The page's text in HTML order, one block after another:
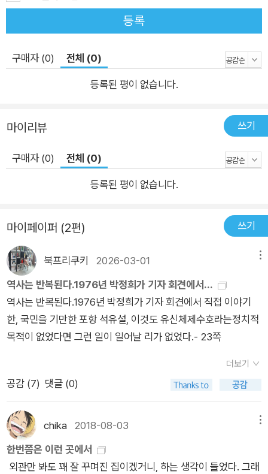
신 권력의 민낯이 그대로 드러난 김대중 납치 사건이 나면서 봇물
터지듯 터져 나오게 된다. 첫 시작은 1972년 12월 고려대에서 일
박자”는 현수막을 학생들이 불태워버린 것이다. 이듬해 고려대
학생들은 《민우》라는 지하신문을 만드는 등 다양한 형태로 저항
다(민우지 사건, 검은 9월단 사건). 이와 함께 전남대 학생들도 지
하신문 《함성》을 배포하며 저항 운동을 펼쳤고(이강, 김남주 등
구속), 기독교 세력들도 1973년 4월 22일 남산 부활절 연합 예
배를 열며 저항 운동에 동참했다(박형규 목사 등 구속). 유신 체
제를 뒤흔든 ‘김대중 납치 사건’ 그리고 1973년 8월 유신 체제의
일으킨 ‘김대중 납치 사건’이 일어난다. 김대중은 야당의 주요 인
사였을 뿐만 아니라 1971년 대선 때 아깝게 떨어졌고, 박정희 이
후의 정치를 맡을 만한 사람이이라고 평가를 받던 사람이었다. 그
래서 김대중 납치 사건의 파장은 국내외로 대단히 클 수밖에 없었
다. 이 때문인지 이 사건은 유신 체제를 뒤흔드는 계기로 작용했
다. 곧 국내에서 이 사건을 계기로 반유신 운동이 광범위하게 일
어나게 된 것이다. 김대중 납치 사건과 관련해서, 김대중 납치를
누가 지시했는가를 놓고 오랫동안 논란이 많았다. 그러나 박정희
정권 쪽에서는 끝까지 박정희는 ‘그런 지시를 하지 않았고, 아무
것도 몰랐다’고 주장했다. 이에 대해 서중석 교수는 “박정희 집권
이 일어난 게 있느냐 하는 생각을 갖게 한다”며 “여러 가지를 고
려할 때 이 사건은 박정희 대통령과 무관하게 일어난 사건이라고
보기가 어렵다는 생각이 든다”고 말하고 있다. 김대중 납치 사건
은 일어난 지 40년이 넘었지만 풀리지 않은 의문점이 여전히 많
등록
구매자 (0) 전체 (0)
등록된 평이 없습니다.
마이리뷰 쓰기
구매자 (0) 전체 (0)
등록된 평이 없습니다.
마이페이퍼 (2편) 쓰기
북프리쿠키 2026-03-01
역사는 반복된다.1976년 박정희가 기자 회견에서...
역사는 반복된다.1976년 박정희가 기자 회견에서 직접 이야기
한, 국민을 기만한 포항 석유설, 이것도 유신체제수호라는정치적
목적이 없었다면 그런 일이 일어날 리가 없었다.- 23쪽
더보기
공감 (7) 댓글 (0)
chika 2018-08-03
한번쯤은 이런 곳에서
외관만 봐도 꽤 잘 꾸며진 집이겠거니, 하는 생각이 들었다. 그래